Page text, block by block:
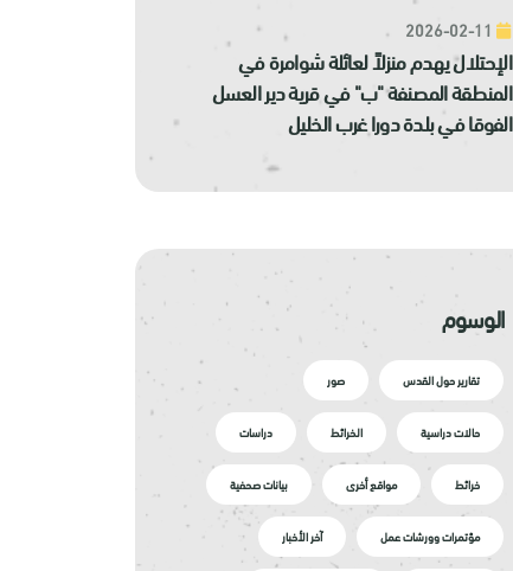
الإحتلال يهدم منزلاً لعائلة شوامرة في
المنطقة المصنفة "ب" في قرية دير العسل
الفوقا في بلدة دورا غرب الخليل
الوسوم
تقارير حول القدس صور
حالات دراسية الخرائط دراسات
خرائط مواقع أخرى بيانات صحفية
مؤتمرات وورشات عمل آخر الأخبار